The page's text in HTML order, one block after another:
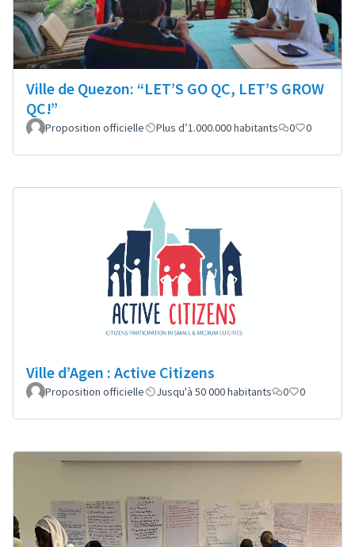
Ville de Quezon: “LET’S GO QC, LET’S GROW
QC!”
Proposition officielle Plus d’1.000.000 habitants 0 0
Ville d’Agen : Active Citizens
Proposition officielle Jusqu'à 50 000 habitants 0 0